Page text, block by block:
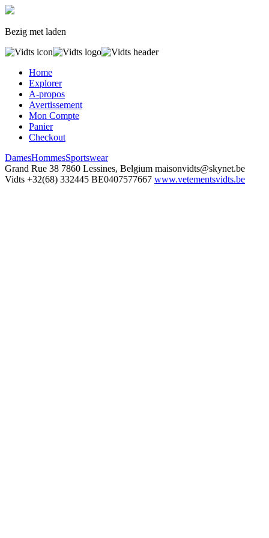
Bezig met laden
Home
Explorer
A-propos
Avertissement
Mon Compte
Panier
Checkout
DamesHommesSportswear
Grand Rue 38 7860 Lessines, Belgium maisonvidts@skynet.be
Vidts +32(68) 332445 BE0407577667 www.vetementsvidts.be